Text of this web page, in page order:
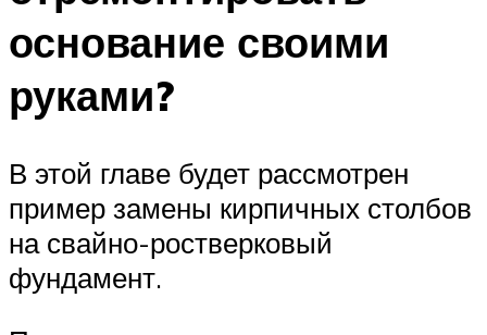
основание своими
руками?
В этой главе будет рассмотрен
пример замены кирпичных столбов
на свайно-ростверковый
фундамент.